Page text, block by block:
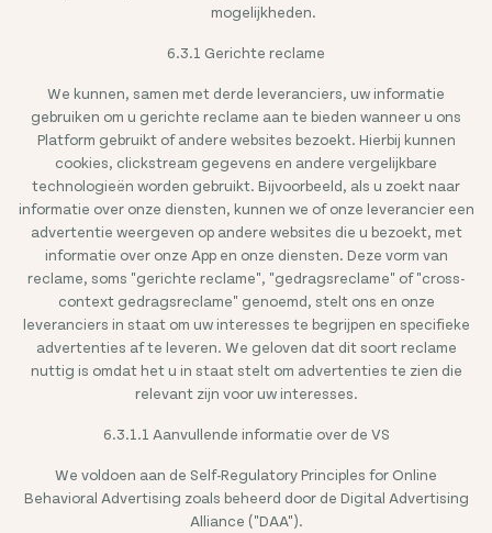
mogelijkheden.
6.3.1 Gerichte reclame
We kunnen, samen met derde leveranciers, uw informatie
gebruiken om u gerichte reclame aan te bieden wanneer u ons
Platform gebruikt of andere websites bezoekt. Hierbij kunnen
cookies, clickstream gegevens en andere vergelijkbare
technologieën worden gebruikt. Bijvoorbeeld, als u zoekt naar
informatie over onze diensten, kunnen we of onze leverancier een
advertentie weergeven op andere websites die u bezoekt, met
informatie over onze App en onze diensten. Deze vorm van
reclame, soms "gerichte reclame", "gedragsreclame" of "cross-
context gedragsreclame" genoemd, stelt ons en onze
leveranciers in staat om uw interesses te begrijpen en specifieke
advertenties af te leveren. We geloven dat dit soort reclame
nuttig is omdat het u in staat stelt om advertenties te zien die
relevant zijn voor uw interesses.
6.3.1.1 Aanvullende informatie over de VS
We voldoen aan de Self-Regulatory Principles for Online
Behavioral Advertising zoals beheerd door de Digital Advertising
Alliance ("DAA").